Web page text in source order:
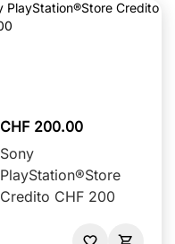
CHF 200.00
Sony
PlayStation®Store
Credito CHF 200